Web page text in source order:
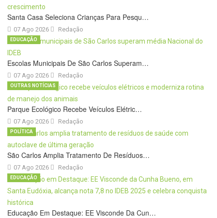
Santa Casa Seleciona Crianças Para Pesqu…
07 Ago 2026 Redação
Escolas Municipais De São Carlos Superam…
07 Ago 2026
EDUCAÇÃO
Redação
Parque Ecológico Recebe Veículos Elétric…
07 Ago 2026
OUTRAS NOTÍCIAS
Redação
São Carlos Amplia Tratamento De Resíduos…
07 Ago 2026
POLÍTICA
Redação
Educação Em Destaque: EE Visconde Da Cun…
EDUCAÇÃO